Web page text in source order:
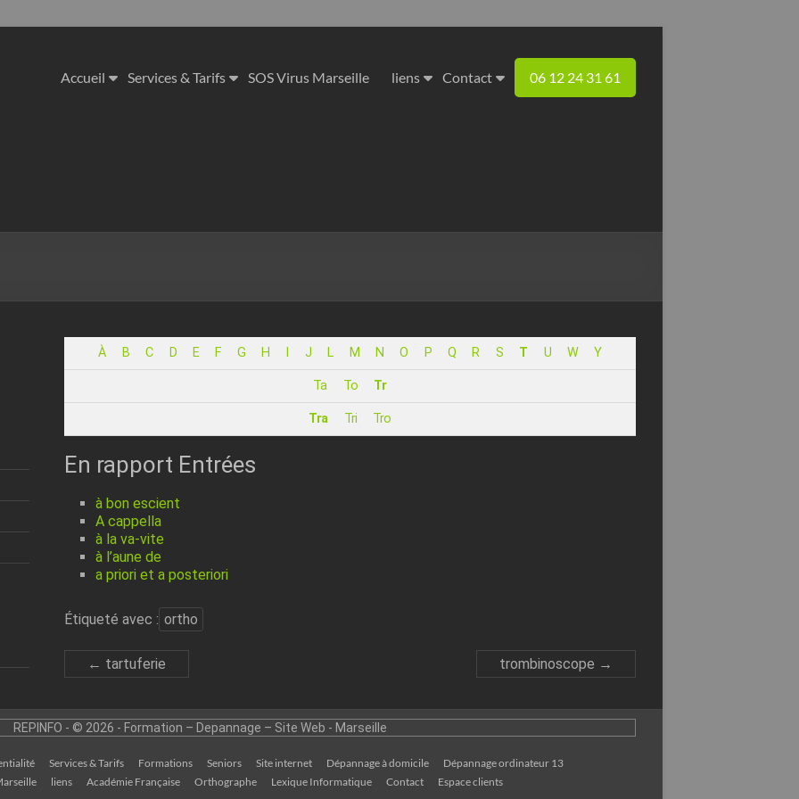
Accueil Services & Tarifs SOS Virus Marseille liens Contact 06 12 24 31 61
À B C D E F G H J L M N O P Q R S T U W Y
Ta To Tr
Tra Tri Tro
En rapport Entrées
à bon escient
A cappella
à la va-vite
à l’aune de
a priori et a posteriori
Étiqueté avec : ortho
← tartuferie trombinoscope →
REPINFO - © 2026 - Formation – Depannage – Site Web - Marseille
Services & Tarifs Formations Seniors Site internet Dépannage à domicile
Dépannage ordinateur 13
liens Académie Française Orthographe Lexique Informatique Contact Espace clients